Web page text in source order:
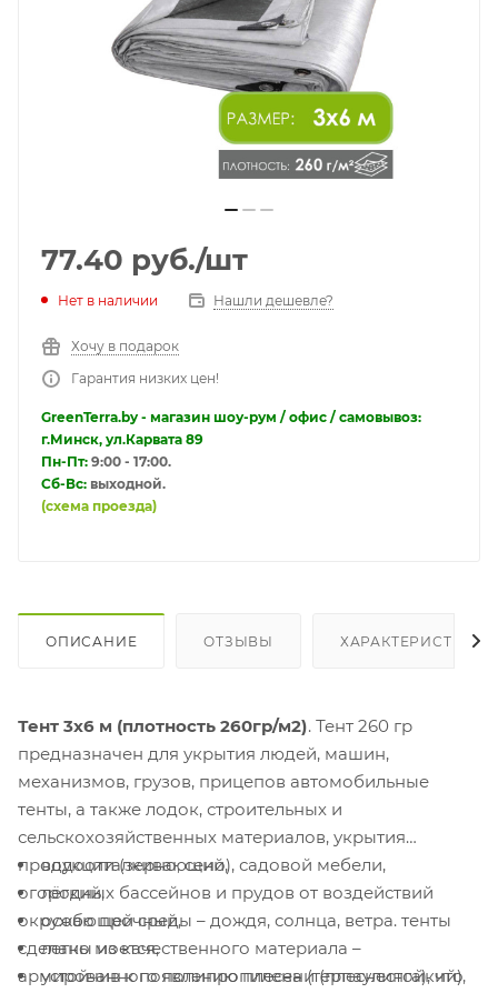
77.40 руб./шт
Нет в наличии Нашли дешевле?
Хочу в подарок
Гарантия низких цен!
GreenTerra.by - магазин шоу-рум / офис / самовывоз:
г.Минск, ул.Карвата 89
Пн-Пт: 9:00 - 17:00.
Сб-Вс: выходной.
(схема проезда)
ОПИСАНИЕ ОТЗЫВЫ ХАРАКТЕРИСТИКИ
Тент 3х6 м (плотность 260гр/м2). Тент 260 гр
предназначен для укрытия людей, машин,
механизмов, грузов, прицепов автомобильные
тенты, а также лодок, строительных и
сельскохозяйственных материалов, укрытия
продукции (зерно, сено), садовой мебели,
огородных бассейнов и прудов от воздействий
окружающей среды – дождя, солнца, ветра. тенты
сделаны из качественного материала –
армированного полипропилена (терпаулинга), что
водоотталкивающий,
лёгкий,
особо прочный,
легко моется,
устойчив к появлению плесени (плеснестойкий),